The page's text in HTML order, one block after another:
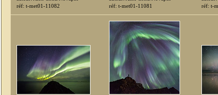
réf: t-met01-11082
réf: t-met01-11081
réf: t-